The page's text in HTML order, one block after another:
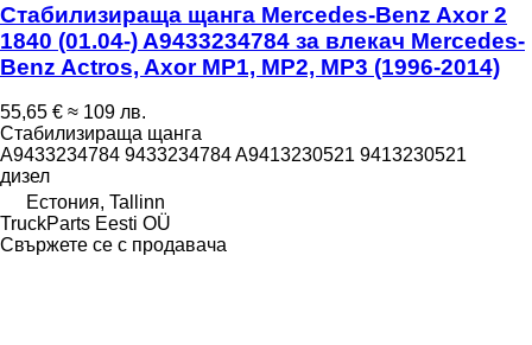
Стабилизираща щанга Mercedes-Benz Axor 2
1840 (01.04-) A9433234784 за влекач Mercedes-
Benz Actros, Axor MP1, MP2, MP3 (1996-2014)
55,65 € ≈ 109 лв.
Стабилизираща щанга
A9433234784 9433234784 A9413230521 9413230521
дизел
Естония, Tallinn
TruckParts Eesti OÜ
Свържете се с продавача